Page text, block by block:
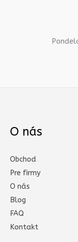
O nás
Obchod
Pre firmy
O nás
Blog
FAQ
Kontakt